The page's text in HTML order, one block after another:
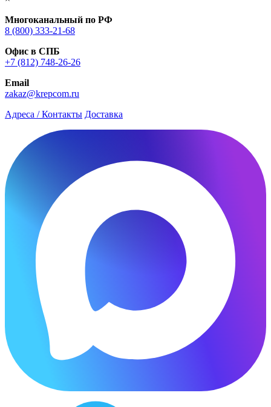
Многоканальный по РФ
8 (800) 333‑21-68
Офис в СПБ
+7 (812) 748‑26-26
Email
zakaz@krepcom.ru
Адреса / Контакты Доставка